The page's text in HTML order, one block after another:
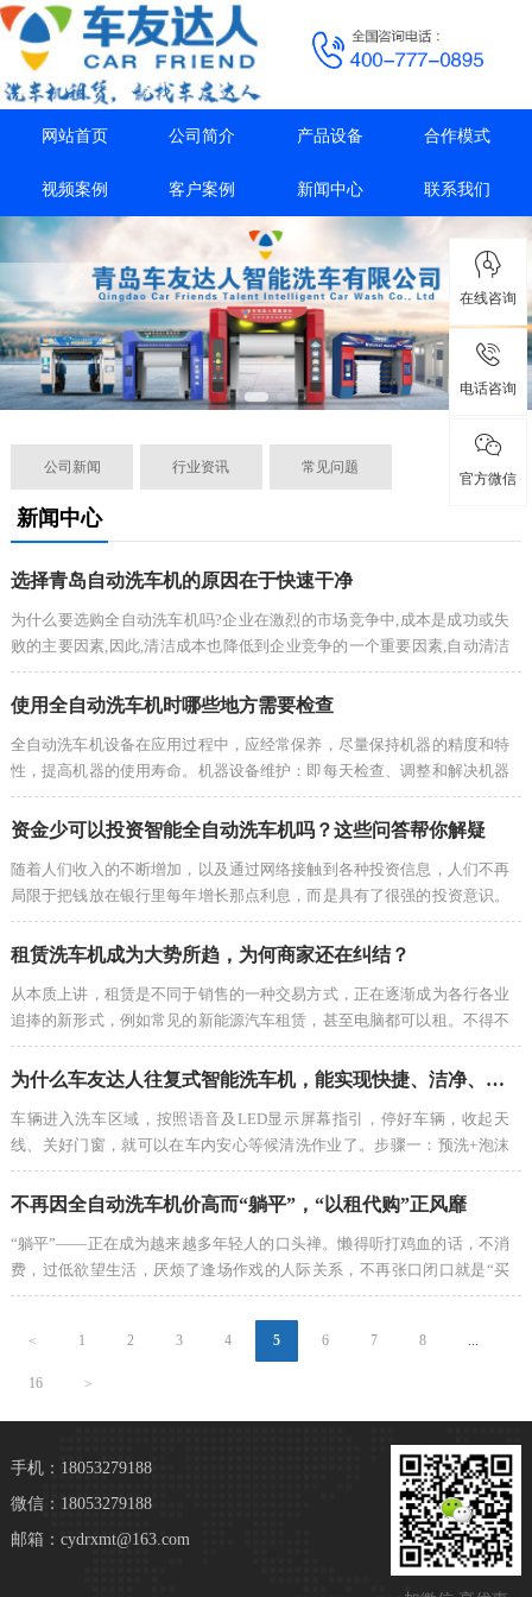
网站首页 公司简介 产品设备 合作模式
视频案例 客户案例 新闻中心 联系我们
公司新闻 行业资讯 常见问题
新闻中心
选择青岛自动洗车机的原因在于快速干净
为什么要选购全自动洗车机吗?企业在激烈的市场竞争中,成本是成功或失
败的主要因素,因此,清洁成本也降低到企业竞争的一个重要因素,自动清洁
机等纠纷降低综合成本三个,驱动类型清洗机可以清洁每小时5590平方米,
人类的5到10倍。可以连续工作4到5小时5到10倍的人工在满足基本…
使用全自动洗车机时哪些地方需要检查
全自动洗车机设备在应用过程中，应经常保养，尽量保持机器的精度和特
性，提高机器的使用寿命。机器设备维护：即每天检查、调整和解决机器
状况。每天、每周和每月根据我们的维护手册进行定期医疗。全自动洗车
机是一种由电脑控制的洗车机。它主要由控制系统、回路、空气回路…
资金少可以投资智能全自动洗车机吗？这些问答帮你解疑
随着人们收入的不断增加，以及通过网络接触到各种投资信息，人们不再
局限于把钱放在银行里每年增长那点利息，而是具有了很强的投资意识。
就连上了年纪的人都会选择一些比较保险的投资方式，例如基金理财，这
样的收益已经让他们觉得比较赚了。投资意识增强是好事，但现在很…
租赁洗车机成为大势所趋，为何商家还在纠结？
从本质上讲，租赁是不同于销售的一种交易方式，正在逐渐成为各行各业
追捧的新形式，例如常见的新能源汽车租赁，甚至电脑都可以租。不得不
说，租赁是未来社会的发展趋势，和共享经济相似，对于承租方来说，不
仅可以付出更少的投入，而且也是其对冲经营风险的好手段。在智能… 为什么车友达人往复式智能洗车机，能实现快捷、洁净、安全的洗车效果？
车辆进入洗车区域，按照语音及LED显示屏幕指引，停好车辆，收起天
线、关好门窗，就可以在车内安心等候清洗作业了。步骤一：预洗+泡沫
喷洒预洗水冲洗+泡沫喷洒。车友达人自主研发的高发泡泡沫，质地细
腻，不含磷、酸等有害物质，能有效清除吸附车辆表面附着污染物，净污
不再因全自动洗车机价高而“躺平”，“以租代购”正风靡
“躺平”——正在成为越来越多年轻人的口头禅。懒得听打鸡血的话，不消
费，过低欲望生活，厌烦了逢场作戏的人际关系，不再张口闭口就是“买
房买车”，受够了五花八门的“鸡汤”，正在成为90后、95后的生活态度。
与其说是躺平，倒不如说，是面对无奈现实的理性选择。在智能…
< 1 2 3 4 5 6 7 8 ...
16 >
手机：18053279188
微信：18053279188
邮箱：cydrxmt@163.com
在线咨询
电话咨询
官方微信